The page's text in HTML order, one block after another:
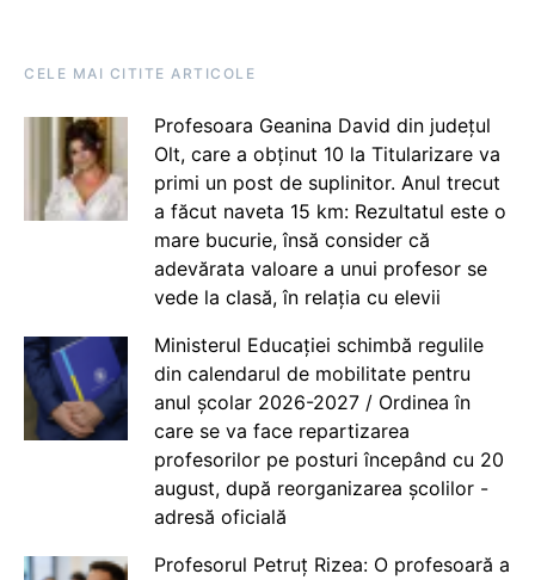
CELE MAI CITITE ARTICOLE
Profesoara Geanina David din județul
Olt, care a obținut 10 la Titularizare va
primi un post de suplinitor. Anul trecut
a făcut naveta 15 km: Rezultatul este o
mare bucurie, însă consider că
adevărata valoare a unui profesor se
vede la clasă, în relația cu elevii
Ministerul Educației schimbă regulile
din calendarul de mobilitate pentru
anul școlar 2026-2027 / Ordinea în
care se va face repartizarea
profesorilor pe posturi începând cu 20
august, după reorganizarea școlilor -
adresă oficială
Profesorul Petruț Rizea: O profesoară a